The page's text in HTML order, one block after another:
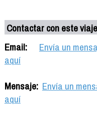
Contactar con este
Email:
Envía un
aquí
Mensaje: Envía un
aquí